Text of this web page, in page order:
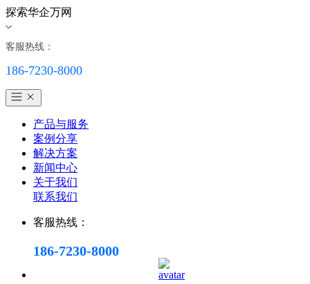
探索华企万网
客服热线：
186-7230-8000
产品与服务
案例分享
解决方案
新闻中心
关于我们
联系我们
客服热线：
186-7230-8000